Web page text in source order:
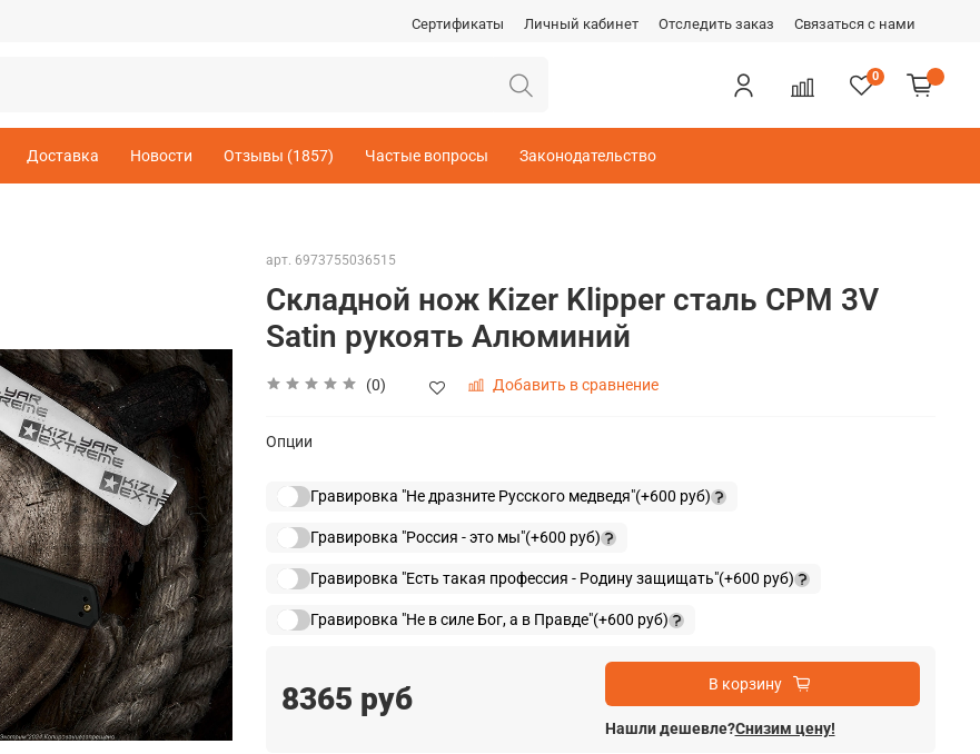
Сертификаты Личный кабинет Отследить заказ Связаться с нами
0
Доставка Новости Отзывы (1857) Частые вопросы Законодательство
арт. 6973755036515
Складной нож Kizer Klipper сталь CPM 3V
Satin рукоять Алюминий
(0) Добавить в сравнение
Опции
Гравировка "Не дразните Русского медведя"(+600 руб)
Гравировка "Россия - это мы"(+600 руб)
Гравировка "Есть такая профессия - Родину защищать"(+600 руб)
Гравировка "Не в силе Бог, а в Правде"(+600 руб)
8365 руб В корзину
Нашли дешевле?Снизим цену!